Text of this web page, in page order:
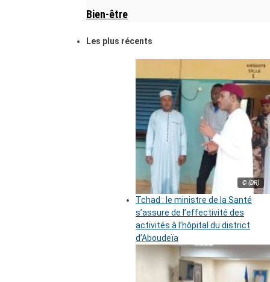
Bien-être
Les plus récents
© (DR)
Tchad : le ministre de la Santé
s’assure de l’effectivité des
activités à l’hôpital du district
d’Aboudeïa